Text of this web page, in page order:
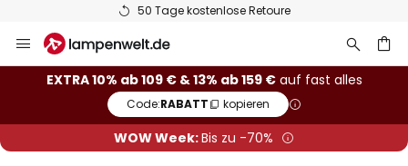
50 Tage kostenlose Retoure
Inhalt
springen
EXTRA 10% ab 109 € & 13% ab 159 €auf fast alles
Code:RABATT kopieren
WOW Week:Bis zu -70%